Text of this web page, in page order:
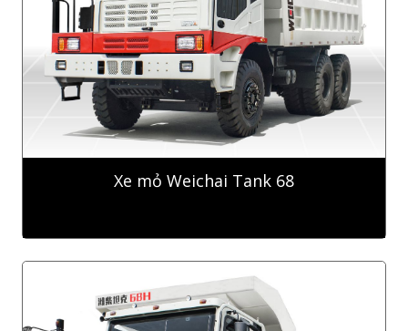
Xe mỏ Weichai Tank 68